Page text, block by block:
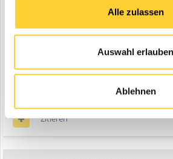
Alle zulassen
Auswahl erlauben
Ablehnen
bearbeitet29. Juli 2004von LIEBHERR17
Zitieren